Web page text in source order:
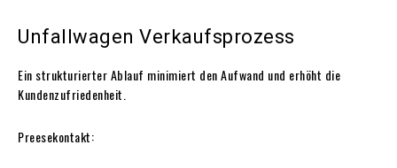
Unfallwagen Verkaufsprozess
Ein strukturierter Ablauf minimiert den Aufwand und erhöht die
Kundenzufriedenheit.
Preesekontakt: